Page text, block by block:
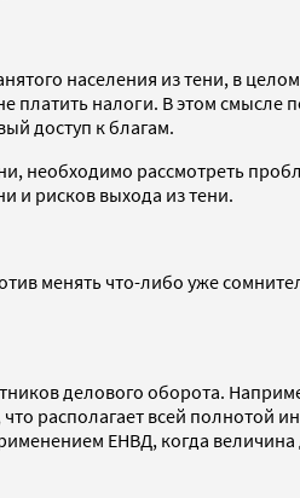
населения из тени, в
платить налоги. В этом
доступ к благам.
необходимо рассмотреть
и рисков выхода из тени.
менять что-либо уже
делового оборота.
располагает всей полнотой
ЕНВД, когда